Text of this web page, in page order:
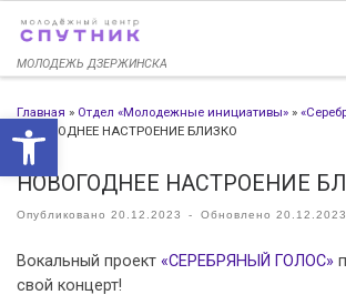
Открыть панель
Перейти к содержимому
МОЛОДЕЖЬ ДЗЕРЖИНСКА
Главная » Отдел «Молодежные инициативы» »
НОВОГОДНЕЕ НАСТРОЕНИЕ БЛИЗКО
НОВОГОДНЕЕ НАСТРОЕНИЕ
Опубликовано 20.12.2023 - Обновлено 20.12.2023
Вокальный проект «СЕРЕБРЯНЫЙ ГОЛОС»
свой концерт!